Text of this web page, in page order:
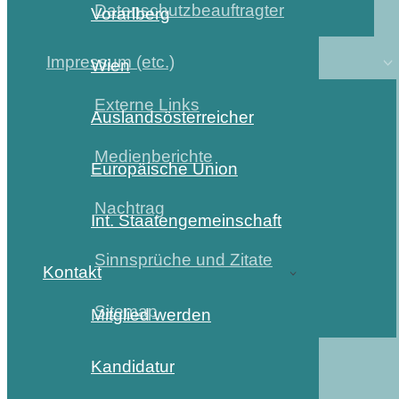
Datenschutzbeauftragter
Impressum (etc.)
Externe Links
Medienberichte
Nachtrag
Sinnsprüche und Zitate
Sitemap
Vorarlberg
Wien
Auslandsösterreicher
Europäische Union
Int. Staatengemeinschaft
Kontakt
Mitglied werden
Kandidatur